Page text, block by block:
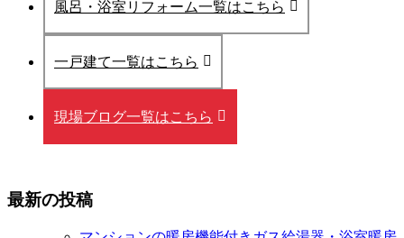
風呂・浴室リフォーム一覧はこちら
一戸建て一覧はこちら
現場ブログ一覧はこちら
最新の投稿